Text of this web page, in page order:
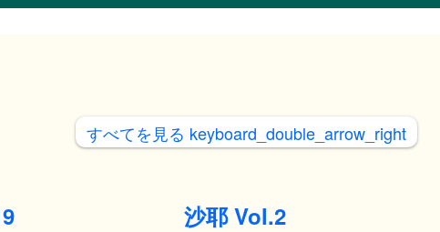
すべてを見る keyboard_double_arrow_right
沙耶 Vol.2